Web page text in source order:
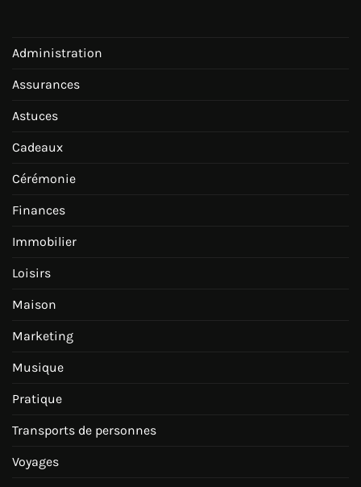
Administration
Assurances
Astuces
Cadeaux
Cérémonie
Finances
Immobilier
Loisirs
Maison
Marketing
Musique
Pratique
Transports de personnes
Voyages